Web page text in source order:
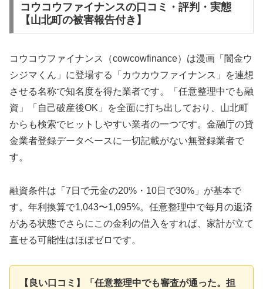
コウコウファイナンスの口コミ・評判・実態
【山北町の被害報告付き】
コウコウファイナンス（cowcowfinance）は漫画「闇金ウ
シジマくん」に登場する「カウカウファイナンス」を連想
させる名称で知名度を得た業者です。「任意整理中でも融
資」「自己破産後OK」を全面に打ち出しており、山北町
からも検索でヒットしやすい業者の一つです。金融庁の貸
金業者登録データベースに一切記載がない無登録業者で
す。
融資条件は「7日で元金の20%・10日で30%」が基本で
す。年利換算で1,043〜1,095%。任意整理中で毎月の返済
がある状態でさらにこの金利の借入をすれば、家計が立て
直せる可能性はほぼゼロです。
【良い口コミ】「任意整理中でも審査が通った。担